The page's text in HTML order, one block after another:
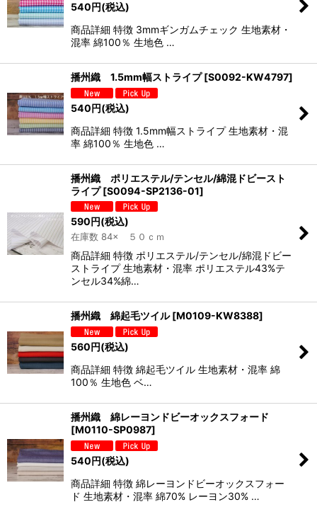
540円(税込)
商品詳細 特徴 3mmギンガムチェック 生地素材・
混率 綿100％ 生地色 …
播州織 1.5mm幅ストライプ [S0092-KW4797]
540円(税込)
商品詳細 特徴 1.5mm幅ストライプ 生地素材・混
率 綿100％ 生地色 …
播州織 ポリエステル/テンセル/綿混ドビースト
ライプ [S0094-SP2136-01]
590円(税込)
在庫数 84× ５０ｃｍ
商品詳細 特徴 ポリエステル/テンセル/綿混ドビー
ストライプ 生地素材・混率 ポリエステル43%テ
ンセル34%綿…
播州織 綿起毛ツイル [M0109-KW8388]
560円(税込)
商品詳細 特徴 綿起毛ツイル 生地素材・混率 綿
100％ 生地色 ベ…
播州織 綿レーヨンドビーオックスフォード
[M0110-SP0987]
540円(税込)
商品詳細 特徴 綿レーヨンドビーオックスフォー
ド 生地素材・混率 綿70% レーヨン30% …